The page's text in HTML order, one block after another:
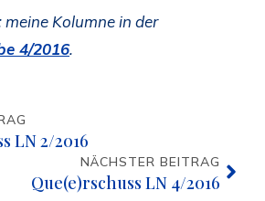
Kolumne in der
4/2016.
LN 2/2016
NÄCHSTER BEITRAG
Que(e)rschuss LN 4/2016